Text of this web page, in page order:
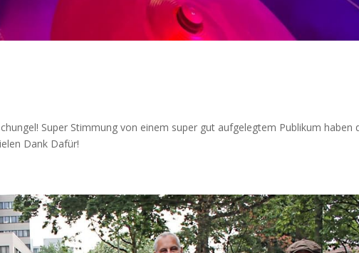
Super Stimmung von einem super gut aufgelegtem Publikum haben
Dank Dafür!